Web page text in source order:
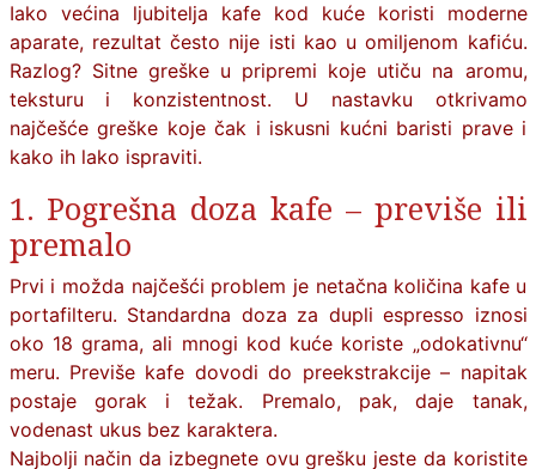
Iako većina ljubitelja kafe kod kuće koristi moderne
aparate, rezultat često nije isti kao u omiljenom kafiću.
Razlog? Sitne greške u pripremi koje utiču na aromu,
teksturu i konzistentnost. U nastavku otkrivamo
najčešće greške koje čak i iskusni kućni baristi prave i
kako ih lako ispraviti.
1. Pogrešna doza kafe – previše ili
premalo
Prvi i možda najčešći problem je netačna količina kafe u
portafilteru. Standardna doza za dupli espresso iznosi
oko 18 grama, ali mnogi kod kuće koriste „odokativnu“
meru. Previše kafe dovodi do preekstrakcije – napitak
postaje gorak i težak. Premalo, pak, daje tanak,
vodenast ukus bez karaktera.
Najbolji način da izbegnete ovu grešku jeste da koristite